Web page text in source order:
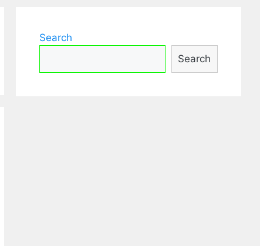
Search
Search